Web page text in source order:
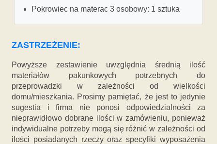
Pokrowiec na materac 3 osobowy: 1 sztuka
ZASTRZEŻENIE:
Powyższe zestawienie uwzględnia średnią ilość
materiałów pakunkowych potrzebnych do
przeprowadzki w zależności od wielkości
domu/mieszkania. Prosimy pamiętać, że jest to jedynie
sugestia i firma nie ponosi odpowiedzialności za
nieprawidłowo dobrane ilości w zamówieniu, ponieważ
indywidualne potrzeby mogą się różnić w zależności od
ilości posiadanych rzeczy oraz specyfiki wyposażenia